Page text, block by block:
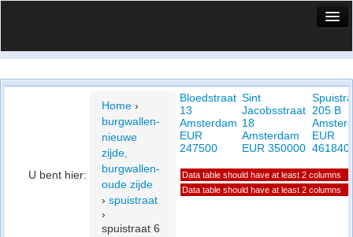
Vergelijk prijsposities - wijk
U bent hier:
Home ›
burgwallen-
nieuwe
zijde,
burgwallen-
oude zijde
› spuistraat
›
spuistraat 6
Bloedstraat
13
Amsterdam
EUR
247500
Sint
Jacobsstraat
18
Amsterdam
EUR 350000
205 B
EUR
461840
Data table should have at least 2 columns
Data table should have at least 2 columns